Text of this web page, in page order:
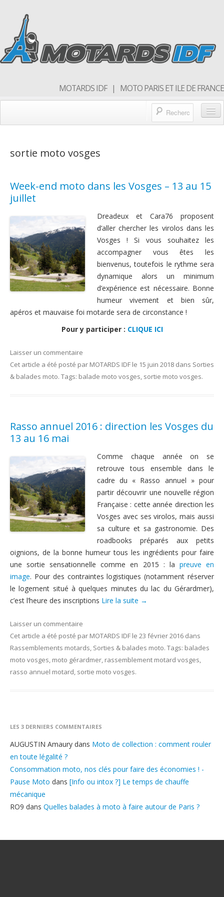
MOTARDS IDF | MOTO PARIS ET ILE DE FRANCE
Forum
Qui sommes nous
Rejoins nous
Nous contacter
sortie moto vosges
Week-end moto dans les Vosges – 13 au 15
juillet
Dreadeux et Cara76 proposent
d’aller chercher les virolos dans les
Vosges ! Si vous souhaitez les
accompagner vous êtes les
bienvenus, toutefois le rythme sera
dynamique alors un minimum
d’expérience est nécessaire. Bonne
humeur vivement et bien sûr,
apéros et mauvaise foi motarde sera de circonstance !
Pour y participer : CLIQUE ICI
Laisser un commentaire
Cet article a été posté par MOTARDS IDF le 15 juin 2018 dans Sorties
& balades moto. Tags: balade moto vosges, sortie moto vosges.
Rasso annuel 2016 : direction les Vosges du
13 au 16 mai
Comme chaque année on se
retrouve tous ensemble dans le
cadre du « Rasso annuel » pour
partir découvrir une nouvelle région
Française : cette année direction les
Vosges avec ses virolos, mais aussi
sa culture et sa gastronomie. Des
roadbooks préparés aux petits
oignions, de la bonne humeur tous les ingrédients pour faire
une sortie sensationnelle comme en 2015 : la preuve en
image. Pour des contraintes logistiques (notamment réserver
le logement situé à quelques minutes du lac du Gérardmer),
c’est l’heure des inscriptions Lire la suite →
Laisser un commentaire
Cet article a été posté par MOTARDS IDF le 23 février 2016 dans
Rassemblements motards, Sorties & balades moto. Tags: balades
moto vosges, moto gérardmer, rassemblement motard vosges,
rasso annuel motard, sortie moto vosges.
LES 3 DERNIERS COMMENTAIRES
AUGUSTIN Amaury dans Moto de collection : comment rouler
en toute légalité ?
Consommation moto, nos clés pour faire des économies ! -
Pause Moto dans [Info ou intox ?] Le temps de chauffe
mécanique
RO9 dans Quelles balades à moto à faire autour de Paris ?